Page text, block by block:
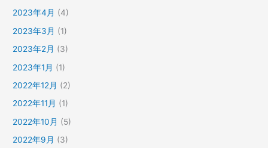
2023年4月 (4)
2023年3月 (1)
2023年2月 (3)
2023年1月 (1)
2022年12月 (2)
2022年11月 (1)
2022年10月 (5)
2022年9月 (3)